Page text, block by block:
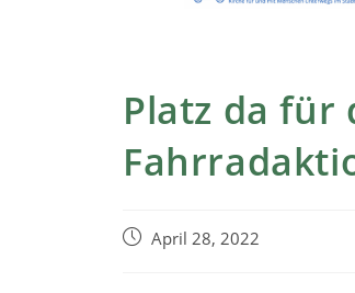
Platz da für
April 28, 2022